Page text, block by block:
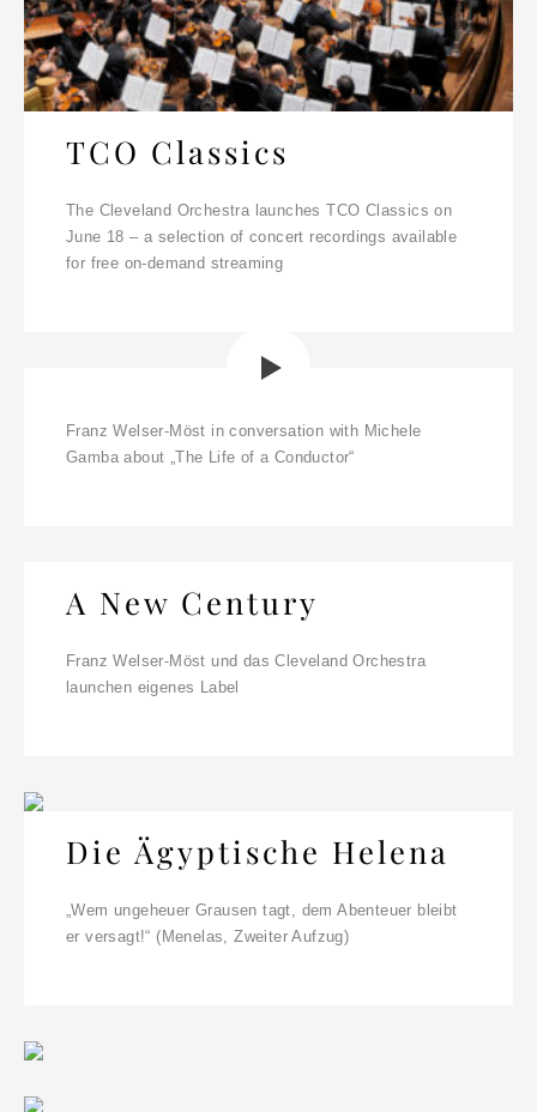
TCO Classics
The Cleveland Orchestra launches TCO Classics on
June 18 – a selection of concert recordings available
for free on-demand streaming
Franz Welser-Möst in conversation with Michele
Gamba about „The Life of a Conductor“
A New Century
Franz Welser-Möst und das Cleveland Orchestra
launchen eigenes Label
Die Ägyptische Helena
„Wem ungeheuer Grausen tagt, dem Abenteuer bleibt
er versagt!“ (Menelas, Zweiter Aufzug)